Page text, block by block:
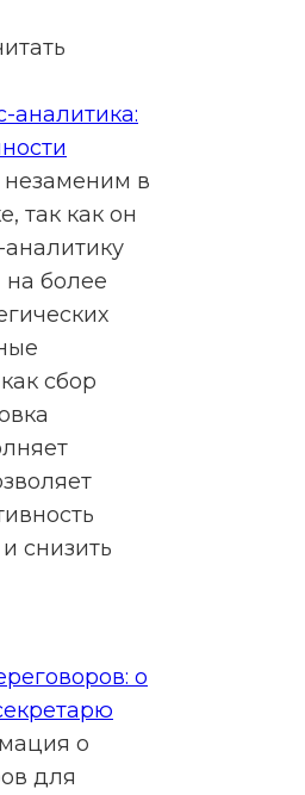
аналитика:
незаменим в
так как он
на более
сбор
снизить
о
о
для